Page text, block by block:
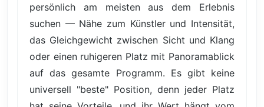
persönlich am meisten aus dem Erlebnis
suchen — Nähe zum Künstler und Intensität,
das Gleichgewicht zwischen Sicht und Klang
oder einen ruhigeren Platz mit Panoramablick
auf das gesamte Programm. Es gibt keine
universell "beste" Position, denn jeder Platz